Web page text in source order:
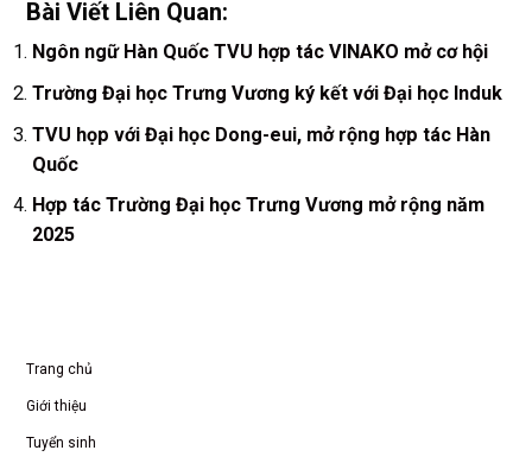
Bài Viết Liên Quan:
Ngôn ngữ Hàn Quốc TVU hợp tác VINAKO mở cơ hội
Trường Đại học Trưng Vương ký kết với Đại học Induk
TVU họp với Đại học Dong-eui, mở rộng hợp tác Hàn
Quốc
Hợp tác Trường Đại học Trưng Vương mở rộng năm
2025
Trang chủ
Giới thiệu
Tuyển sinh